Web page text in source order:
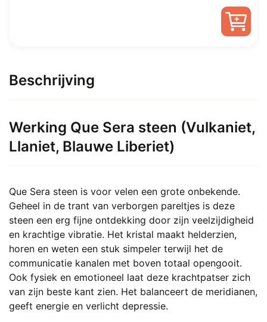
optie
kan
op
de
productpagina
Beschrijving
Werking Que Sera steen (Vulkaniet,
Llaniet, Blauwe Liberiet)
Que Sera steen is voor velen een grote onbekende.
Geheel in de trant van verborgen pareltjes is deze
steen een erg fijne ontdekking door zijn veelzijdigheid
en krachtige vibratie. Het kristal maakt helderzien,
horen en weten een stuk simpeler terwijl het de
communicatie kanalen met boven totaal opengooit.
Ook fysiek en emotioneel laat deze krachtpatser zich
van zijn beste kant zien. Het balanceert de meridianen,
geeft energie en verlicht depressie.